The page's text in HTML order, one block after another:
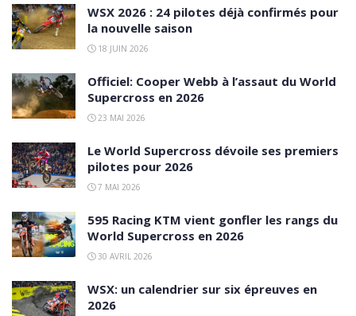
WSX 2026 : 24 pilotes déjà confirmés pour
la nouvelle saison
18 JUIN 2026
Officiel: Cooper Webb à l’assaut du World
Supercross en 2026
23 MAI 2026
Le World Supercross dévoile ses premiers
pilotes pour 2026
7 MAI 2026
595 Racing KTM vient gonfler les rangs du
World Supercross en 2026
30 AVRIL 2026
WSX: un calendrier sur six épreuves en
2026